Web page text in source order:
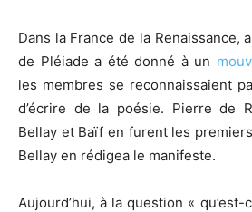
Dans la France de la Renaissance,
de Pléiade a été donné à un
les membres se reconnaissaient
d’écrire de la poésie. Pierre de
Bellay et Baïf en furent les
Bellay en rédigea le manifeste.
Aujourd’hui, à la question «